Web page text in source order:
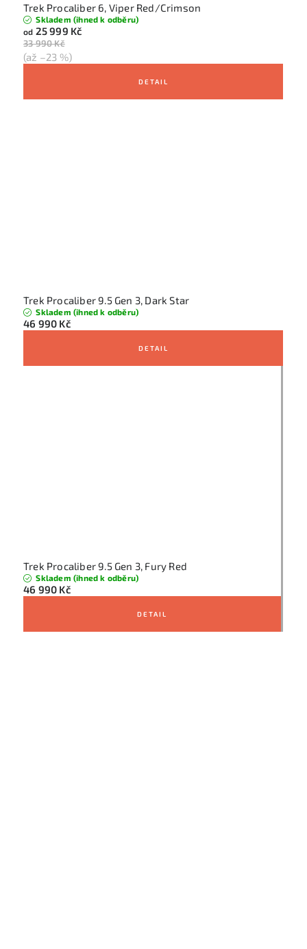
Trek Procaliber 6, Viper Red/Crimson
Skladem (ihned k odběru)
od 25 999 Kč
33 990 Kč
(až –23 %)
Trek Procaliber 9.5 Gen 3, Dark Star
Skladem (ihned k odběru)
46 990 Kč
Trek Procaliber 9.5 Gen 3, Fury Red
Skladem (ihned k odběru)
46 990 Kč